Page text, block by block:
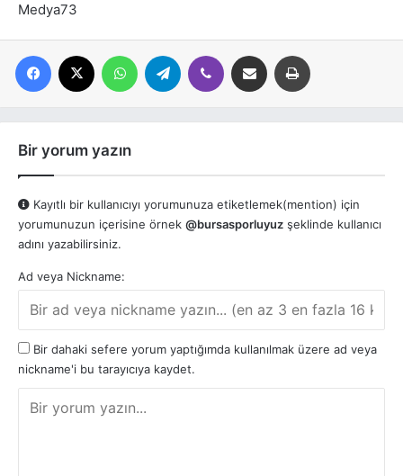
Medya73
Facebook WhatsAppTelegram Viber E-posta ile paylaş
Bir yorum yazın
Kayıtlı bir kullanıcıyı yorumunuza etiketlemek(mention) için
yorumunuzun içerisine örnek @bursasporluyuz şeklinde kullanıcı
adını yazabilirsiniz.
Ad veya Nickname:
Bir dahaki sefere yorum yaptığımda kullanılmak üzere ad veya
nickname'i bu tarayıcıya kaydet.